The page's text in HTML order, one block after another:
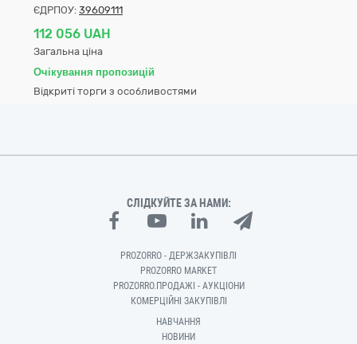
ЄДРПОУ: 39609111
112 056 UAH
Загальна ціна
Очікування пропозицій
Відкриті торги з особливостями
СЛІДКУЙТЕ ЗА НАМИ:
PROZORRO - ДЕРЖЗАКУПІВЛІ
PROZORRO MARKET
PROZORRO.ПРОДАЖІ - АУКЦІОНИ
КОМЕРЦІЙНІ ЗАКУПІВЛІ
НАВЧАННЯ
НОВИНИ